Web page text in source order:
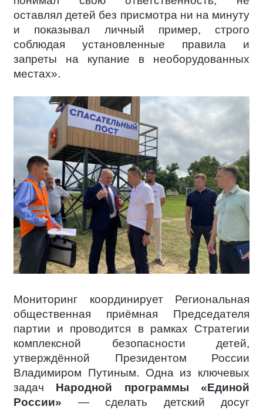
оставлял детей без присмотра ни на минуту
и показывал личный пример, строго
соблюдая установленные правила и
запреты на купание в необорудованных
местах».
Мониторинг координирует Региональная
общественная приёмная Председателя
партии и проводится в рамках Стратегии
комплексной безопасности детей,
утверждённой Президентом России
Владимиром Путиным. Одна из ключевых
задач Народной программы «Единой
России» — сделать детский досуг